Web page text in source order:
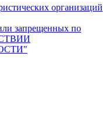
организаций
запрещенных по